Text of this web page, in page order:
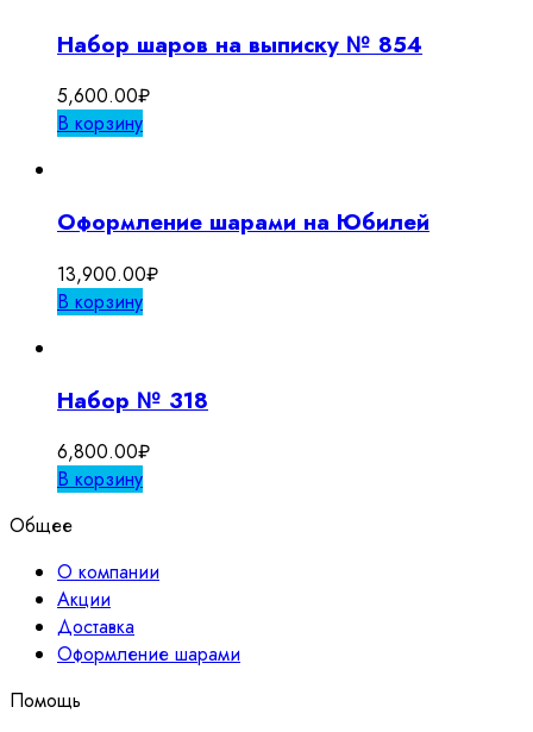
Набор шаров на выписку № 854
5,600.00₽
В корзину
Оформление шарами на Юбилей
13,900.00₽
В корзину
Набор № 318
6,800.00₽
В корзину
Общее
О компании
Акции
Доставка
Оформление шарами
Помощь